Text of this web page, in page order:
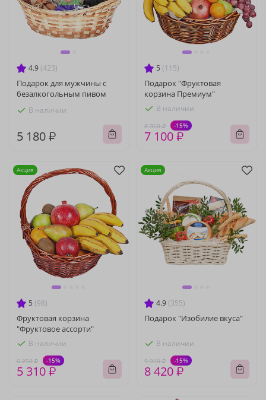
4.9 (423)
Подарок для мужчины с
безалкогольным пивом
В наличии
5 180 ₽
5 (115)
Подарок "Фруктовая
корзина Премиум"
В наличии
8 350 ₽ -15%
7 100 ₽
5 (98)
Фруктовая корзина
"Фруктовое ассорти"
В наличии
6 250 ₽ -15%
5 310 ₽
Акция
4.9 (355)
Подарок "Изобилие вкуса"
В наличии
9 910 ₽ -15%
8 420 ₽
Акция